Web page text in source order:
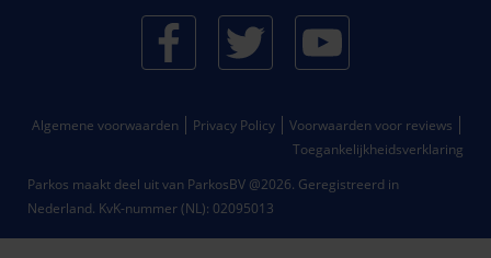
Parkos maakt deel uit van ParkosBV @2026. Geregistreerd in
Nederland. KvK-nummer (NL): 02095013
Algemene voorwaarden Privacy Policy
Voorwaarden voor reviews
Toegankelijkheidsverklaring